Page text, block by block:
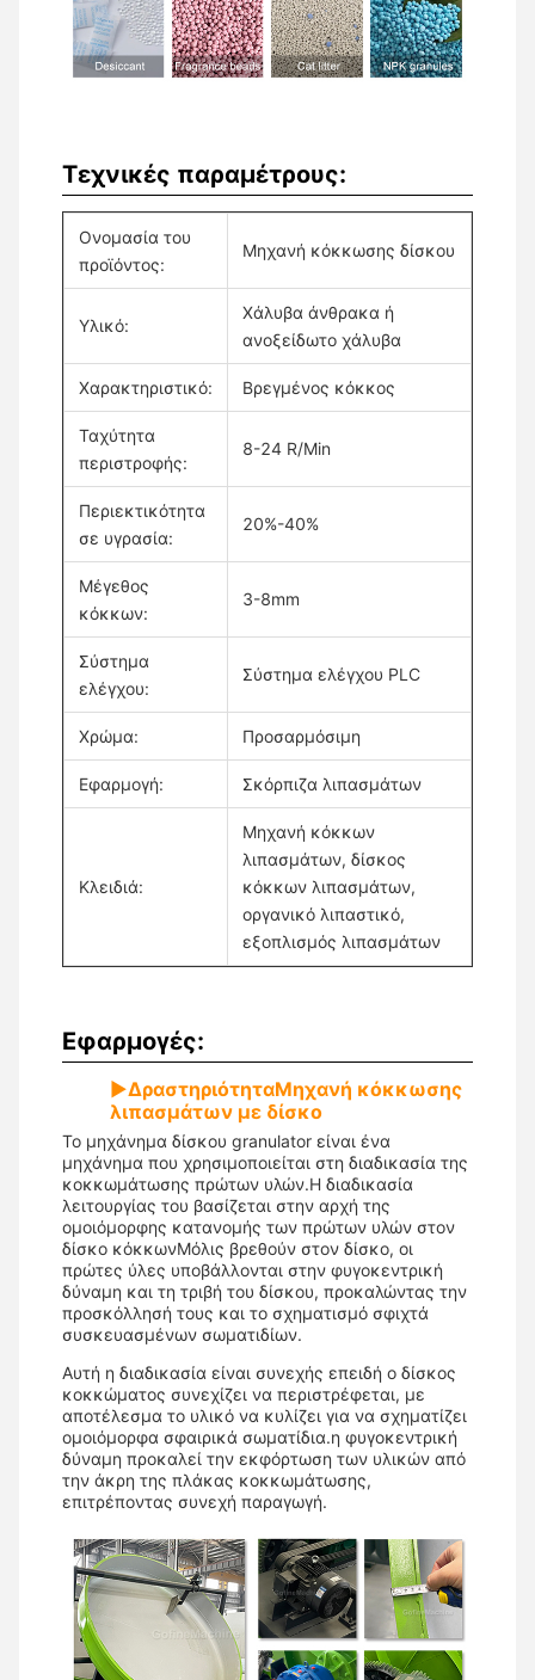
Τεχνικές παραμέτρους:
Ονομασία του
προϊόντος:
Μηχανή κόκκωσης δίσκου
Υλικό:
Χάλυβα άνθρακα ή
ανοξείδωτο χάλυβα
Χαρακτηριστικό: Βρεγμένος κόκκος
Ταχύτητα
περιστροφής:
8-24 R/Min
Περιεκτικότητα
σε υγρασία:
20%-40%
Μέγεθος
κόκκων:
3-8mm
Σύστημα
ελέγχου:
Σύστημα ελέγχου PLC
Χρώμα: Προσαρμόσιμη
Εφαρμογή: Σκόρπιζα λιπασμάτων
Κλειδιά:
Μηχανή κόκκων
λιπασμάτων, δίσκος
κόκκων λιπασμάτων,
οργανικό λιπαστικό,
εξοπλισμός λιπασμάτων
Εφαρμογές:
▶ΔραστηριότηταΜηχανή κόκκωσης
λιπασμάτων με δίσκο
Το μηχάνημα δίσκου granulator είναι ένα
μηχάνημα που χρησιμοποιείται στη διαδικασία της
κοκκωμάτωσης πρώτων υλών.Η διαδικασία
λειτουργίας του βασίζεται στην αρχή της
ομοιόμορφης κατανομής των πρώτων υλών στον
δίσκο κόκκωνΜόλις βρεθούν στον δίσκο, οι
πρώτες ύλες υποβάλλονται στην φυγοκεντρική
δύναμη και τη τριβή του δίσκου, προκαλώντας την
προσκόλλησή τους και το σχηματισμό σφιχτά
συσκευασμένων σωματιδίων.
Αυτή η διαδικασία είναι συνεχής επειδή ο δίσκος
κοκκώματος συνεχίζει να περιστρέφεται, με
αποτέλεσμα το υλικό να κυλίζει για να σχηματίζει
ομοιόμορφα σφαιρικά σωματίδια.η φυγοκεντρική
δύναμη προκαλεί την εκφόρτωση των υλικών από
την άκρη της πλάκας κοκκωμάτωσης,
επιτρέποντας συνεχή παραγωγή.